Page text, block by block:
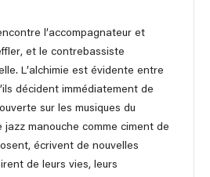
l’accompagnateur et
et le contrebassiste
L’alchimie est évidente entre
décident immédiatement de
sur les musiques du
manouche comme ciment de
écrivent de nouvelles
de leurs vies, leurs